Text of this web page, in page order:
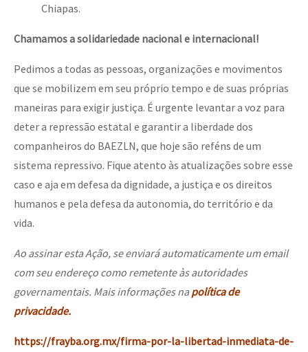
Chiapas.
Chamamos a solidariedade nacional e internacional!
Pedimos a todas as pessoas, organizações e movimentos
que se mobilizem em seu próprio tempo e de suas próprias
maneiras para exigir justiça. É urgente levantar a voz para
deter a repressão estatal e garantir a liberdade dos
companheiros do BAEZLN, que hoje são reféns de um
sistema repressivo. Fique atento às atualizações sobre esse
caso e aja em defesa da dignidade, a justiça e os direitos
humanos e pela defesa da autonomia, do território e da
vida.
Ao assinar esta Ação, se enviará automaticamente um email
com seu endereço como remetente às autoridades
governamentais. Mais informações napolítica de
privacidade.
https://frayba.org.mx/firma-por-la-libertad-inmediata-de-